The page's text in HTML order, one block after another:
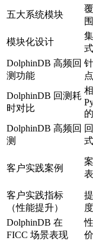
五大系统模块
围
模块化设计
式
DolphinDB 高频回
测功能
点
DolphinDB 回测耗
时对比
DolphinDB 高频回
测
客户实践案例
表
客户实践指标
（性能提升）
度
DolphinDB 在
FICC 场景表现
价